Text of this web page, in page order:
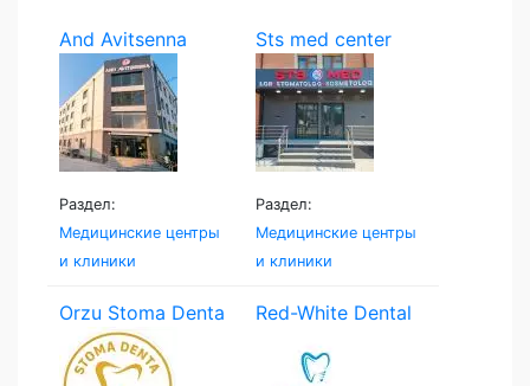
And Avitsenna
Раздел:
Медицинские центры
и клиники
Sts med center
Раздел:
Медицинские центры
и клиники
Orzu Stoma Denta
Red-White Dental